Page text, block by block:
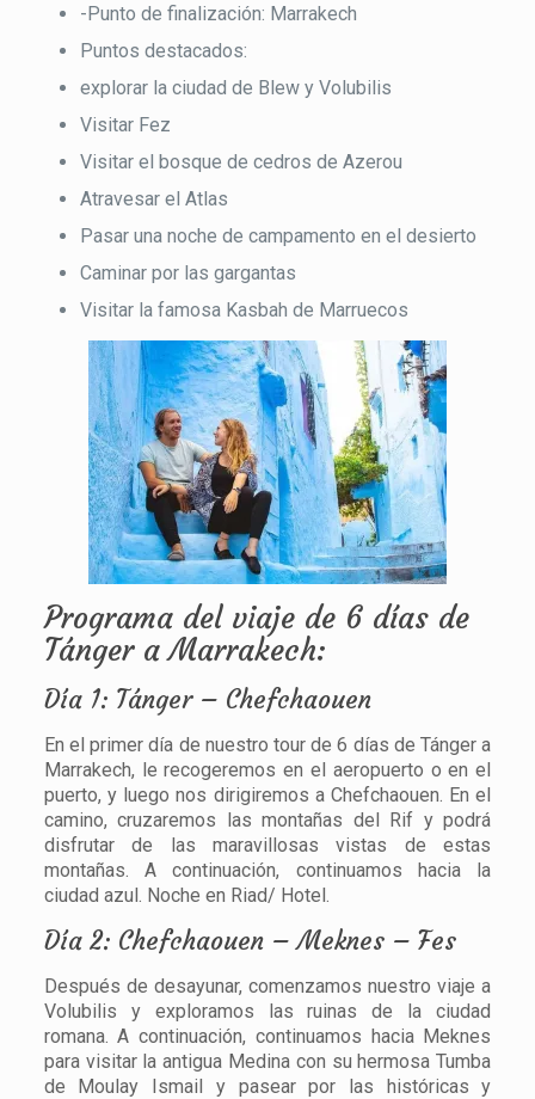
-Punto de finalización: Marrakech
Puntos destacados:
explorar la ciudad de Blew y Volubilis
Visitar Fez
Visitar el bosque de cedros de Azerou
Atravesar el Atlas
Pasar una noche de campamento en el desierto
Caminar por las gargantas
Visitar la famosa Kasbah de Marruecos
Programa del viaje de 6 días de
Tánger a Marrakech:
Día 1: Tánger – Chefchaouen
En el primer día de nuestro tour de 6 días de Tánger a
Marrakech, le recogeremos en el aeropuerto o en el
puerto, y luego nos dirigiremos a Chefchaouen. En el
camino, cruzaremos las montañas del Rif y podrá
disfrutar de las maravillosas vistas de estas
montañas. A continuación, continuamos hacia la
ciudad azul. Noche en Riad/ Hotel.
Día 2: Chefchaouen – Meknes – Fes
Después de desayunar, comenzamos nuestro viaje a
Volubilis y exploramos las ruinas de la ciudad
romana. A continuación, continuamos hacia Meknes
para visitar la antigua Medina con su hermosa Tumba
de Moulay Ismail y pasear por las históricas y